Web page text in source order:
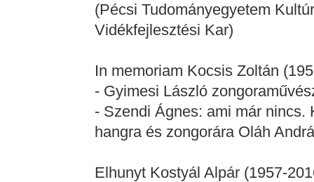
(Pécsi Tudományegyetem
Vidékfejlesztési Kar)
In memoriam Kocsis Zoltán
- Gyimesi László
- Szendi Ágnes: ami már nincs.
hangra és zongorára Oláh
Elhunyt Kostyál Alpár (1957-